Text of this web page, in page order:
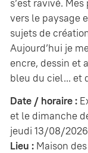
s’est ravivé.
vers le paysage
sujets de
Aujourd’hui je
encre, dessin et
bleu du ciel... et
Date / horaire :
et le dimanche
jeudi 13/08/2026
Lieu : Maison